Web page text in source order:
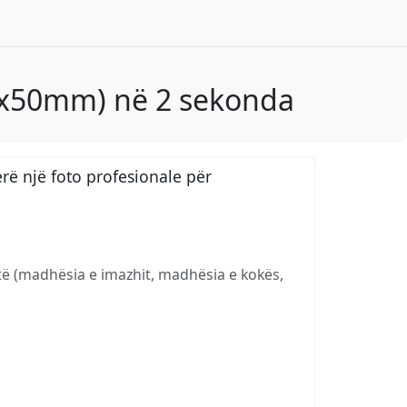
në 2 sekonda
një foto profesionale për
e imazhit, madhësia e kokës,